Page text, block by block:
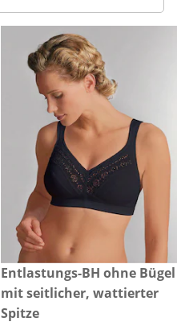
€ 69,99
Entlastungs-BH ohne Bügel
mit seitlicher, wattierter
Spitze